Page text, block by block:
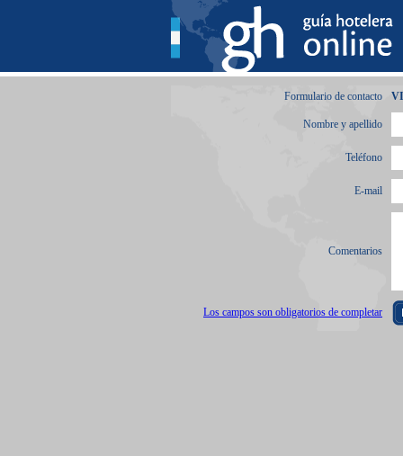
Formulario de contacto
Nombre y apellido
Teléfono
E-mail
Comentarios
Los campos son obligatorios de completar